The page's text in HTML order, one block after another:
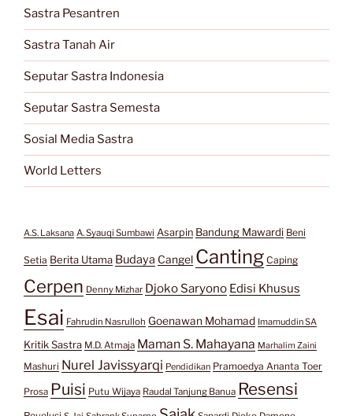
Sastra Pesantren
Sastra Tanah Air
Seputar Sastra Indonesia
Seputar Sastra Semesta
Sosial Media Sastra
World Letters
A.S. Laksana A. Syauqi Sumbawi Asarpin Bandung Mawardi Beni
Setia Berita Utama Budaya Cangel Canting Caping
Cerpen Denny Mizhar Djoko Saryono Edisi Khusus
Esai Fahrudin Nasrulloh Goenawan Mohamad Imamuddin SA
Kritik Sastra M.D. Atmaja Maman S. Mahayana Marhalim Zaini
Mashuri Nurel Javissyarqi Pendidikan Pramoedya Ananta Toer
Prosa Puisi Putu Wijaya Raudal Tanjung Banua Resensi